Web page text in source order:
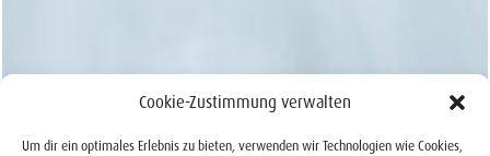
Cookie-Zustimmung verwalten
Um dir ein optimales Erlebnis zu bieten, verwenden wir Technologien wie Cookies,